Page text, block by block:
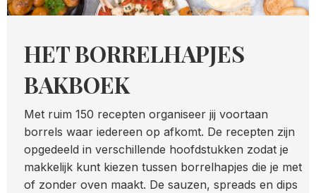
HET BORRELHAPJES
BAKBOEK
Met ruim 150 recepten organiseer jij voortaan
borrels waar iedereen op afkomt. De recepten zijn
opgedeeld in verschillende hoofdstukken zodat je
makkelijk kunt kiezen tussen borrelhapjes die je met
of zonder oven maakt. De sauzen, spreads en dips